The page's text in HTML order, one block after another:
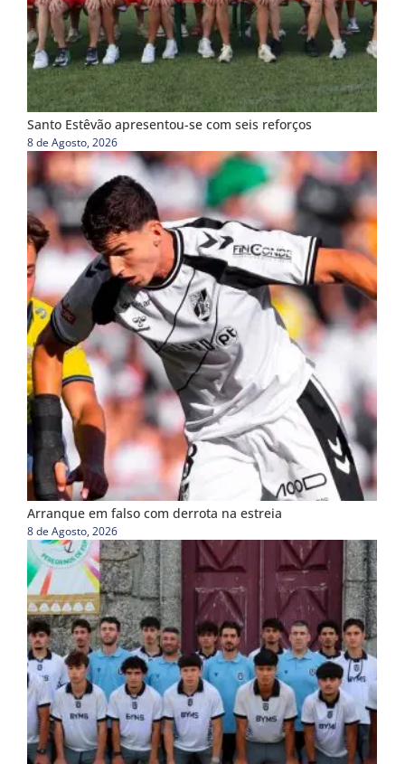
Santo Estêvão apresentou-se com seis reforços
8 de Agosto, 2026
Arranque em falso com derrota na estreia
8 de Agosto, 2026